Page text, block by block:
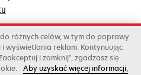
a
tab
różnych celów, w tym do poprawy
reklam. Kontynuując
i zamknij”, zgadzasz się
Aby uzyskać więcej informacji,